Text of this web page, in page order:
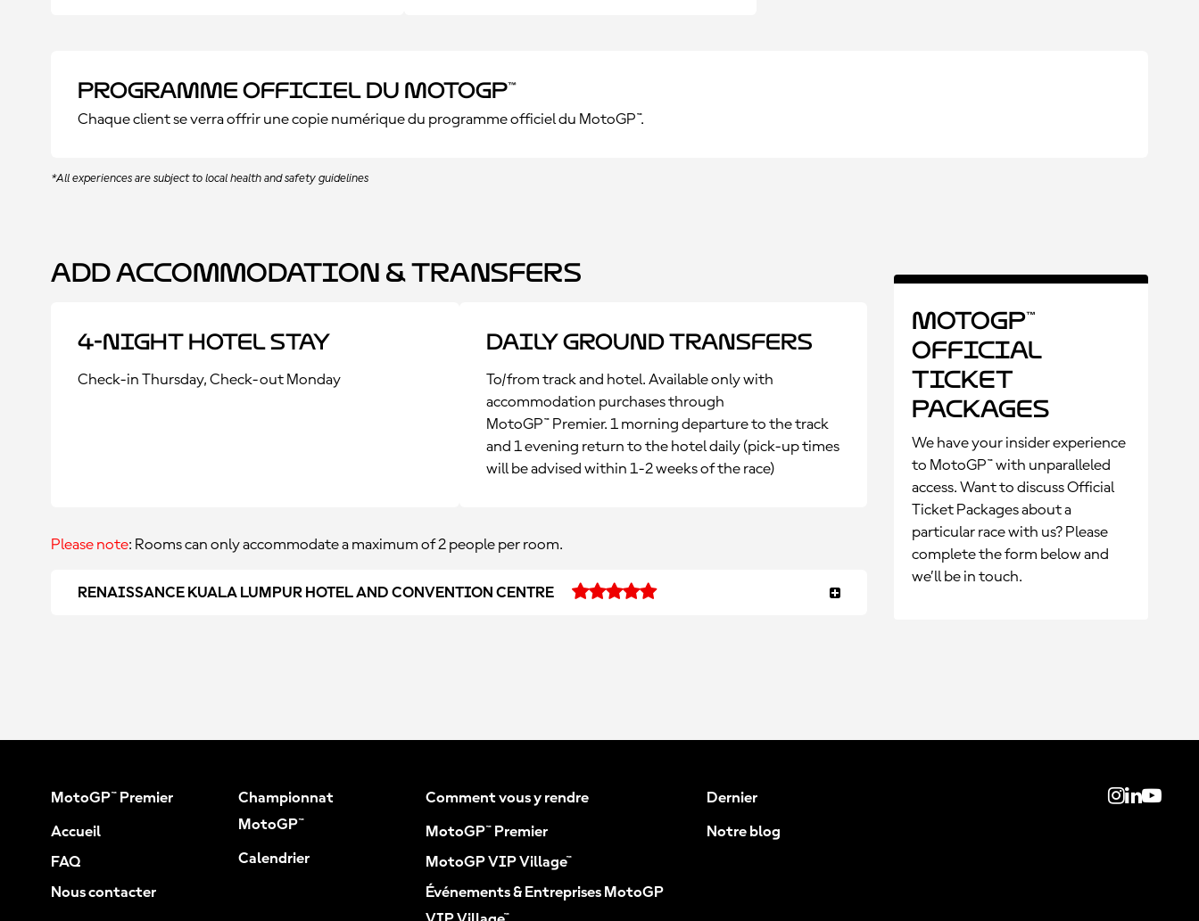
Programme officiel du MotoGP™
Chaque client se verra offrir une copie numérique du programme officiel du MotoGP™.
*All experiences are subject to local health and safety guidelines
Add Accommodation & Transfers
4-Night Hotel Stay
Check-in Thursday, Check-out Monday
Daily Ground Transfers
To/from track and hotel. Available only with
accommodation purchases through
MotoGP™ Premier. 1 morning departure to the track
and 1 evening return to the hotel daily (pick-up times
will be advised within 1-2 weeks of the race)
Please note: Rooms can only accommodate a maximum of 2 people per room.
RENAISSANCE KUALA LUMPUR HOTEL AND CONVENTION CENTRE
MotoGP™
Official
Ticket
Packages
We have your insider experience
to MotoGP™ with unparalleled
access. Want to discuss Official
Ticket Packages about a
particular race with us? Please
complete the form below and
we’ll be in touch.
MotoGP™ Premier
Accueil
FAQ
Nous contacter
Championnat
MotoGP™
Calendrier
Comment vous y rendre
MotoGP™ Premier
MotoGP VIP Village™
Événements & Entreprises MotoGP
Dernier
Notre blog